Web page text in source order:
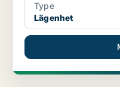
Type
Lägenhet